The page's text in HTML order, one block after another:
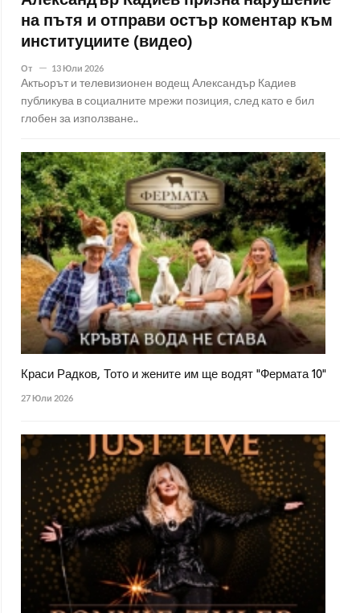
на пътя и отправи остър коментар към
институциите (видео)
От 13 Юли 2026
Актьорът и телевизионен водещ Александър Кадиев
публикува в социалните мрежи позиция, след като е бил
глобен за използване..
Краси Радков, Тото и жените им ще водят "Фермата 10"
27 Юли 2026